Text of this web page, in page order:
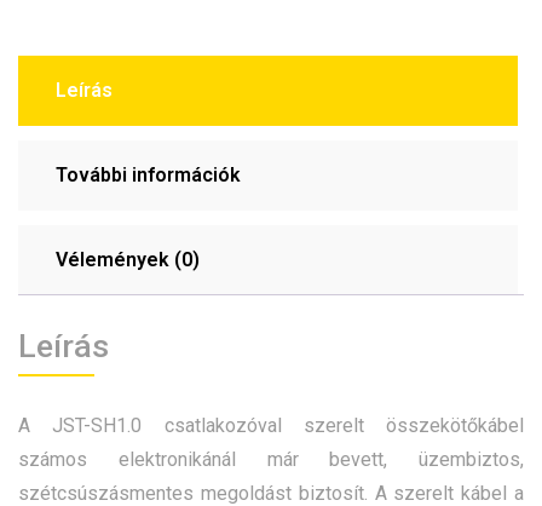
Leírás
További információk
Vélemények (0)
Leírás
A JST-SH1.0 csatlakozóval szerelt összekötőkábel
számos elektronikánál már bevett, üzembiztos,
szétcsúszásmentes megoldást biztosít. A szerelt kábel a